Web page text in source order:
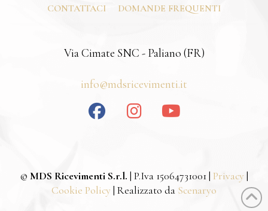
CONTATTACI DOMANDE FREQUENTI
Via Cimate SNC - Paliano (FR)
info@mdsricevimenti.it
© MDS Ricevimenti S.r.l. | P.Iva 15064731001 | Privacy
Cookie Policy | Realizzato da Scenaryo